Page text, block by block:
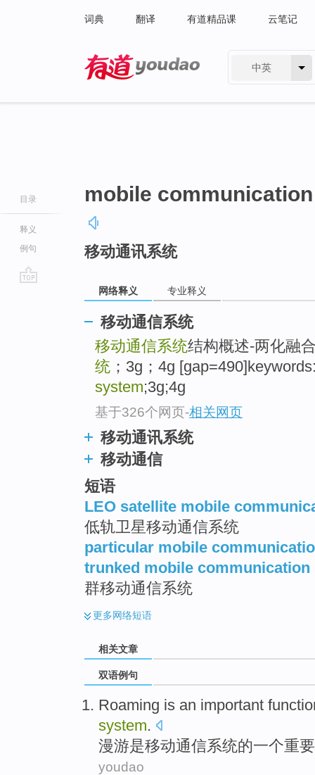
词典 翻译 有道精品课 云笔记
中英
目录
释义
例句
mobile
移动通讯系统
网络释义 专业释义
移动通信系统
移动通信系统结构概述-两化融
统 ；3g；4g
system;3g;4g
基于326个网页-相关网页
移动通讯系统
移动通信
短语
LEO satellite mobile
低轨卫星移动通信系统
particular mobile
trunked mobile communication
群移动通信系统
更多网络短语
相关文章
双语例句
Roaming is an important
system.
漫游是移动通信系统的一个重要
youdao